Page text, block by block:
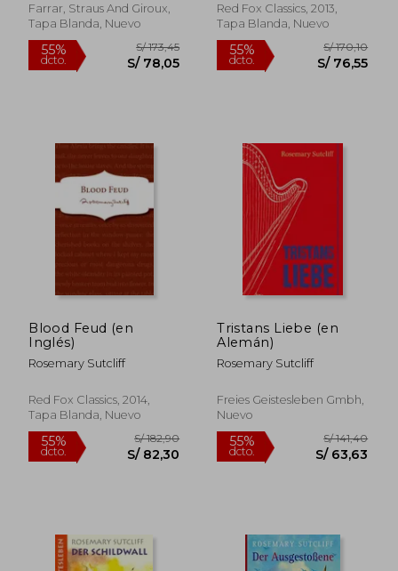
55% 55%
dcto.
Farrar, Straus And Giroux,
Tapa Blanda, Nuevo
Red Fox Classics, 2013,
Tapa Blanda, Nuevo
Blood Feud (en
Inglés)
Rosemary Sutcliff
Red Fox Classics, 2014,
Tapa Blanda, Nuevo
Tristans Liebe (en
Alemán)
Rosemary Sutcliff
Freies Geistesleben Gmbh,
Nuevo